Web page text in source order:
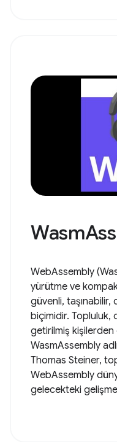
WebAssembly
yürütme ve
güvenli, taşınabilir,
biçimidir. Topluluk,
getirilmiş
WasmAssembly
Thomas Steiner,
WebAssembly
gelecekteki